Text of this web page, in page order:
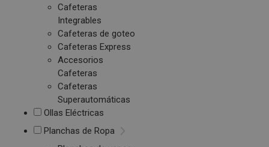
Cafeteras
Integrables
Cafeteras de goteo
Cafeteras Express
Accesorios
Cafeteras
Cafeteras
Superautomáticas
Ollas Eléctricas
Planchas de Ropa